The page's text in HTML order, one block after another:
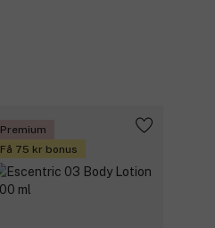
Premium
Få 75 kr bonus